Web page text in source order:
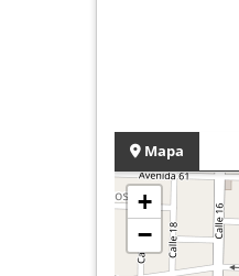
Mapa
+
−